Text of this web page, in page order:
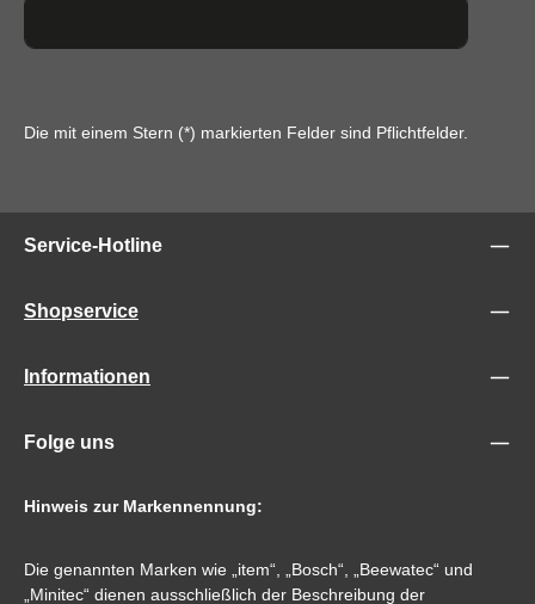
Die mit einem Stern (*) markierten Felder sind Pflichtfelder.
Service-Hotline
Shopservice
Informationen
Folge uns
Hinweis zur Markennennung:
Die genannten Marken wie „item“, „Bosch“, „Beewatec“ und
„Minitec“ dienen ausschließlich der Beschreibung der